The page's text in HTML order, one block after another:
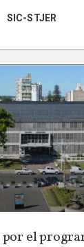
SIC-STJER
el